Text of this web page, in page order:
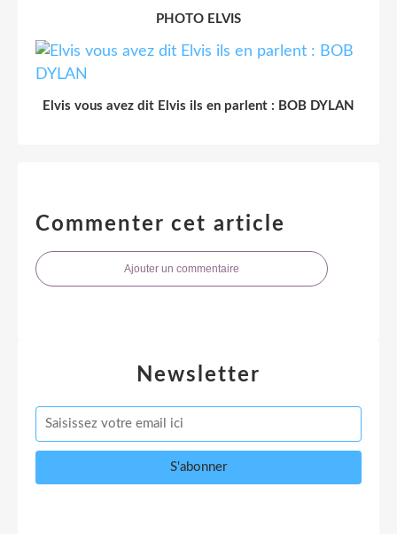
PHOTO ELVIS
Elvis vous avez dit Elvis ils en parlent : BOB DYLAN
Commenter cet article
Ajouter un commentaire
Newsletter